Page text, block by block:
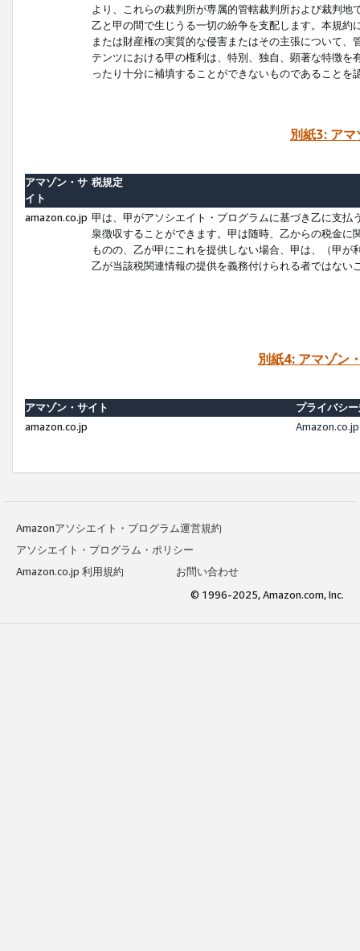
より、これらの裁判所が専属的管轄裁判所および裁判
乙と甲の間で生じうる一切の紛争を支配します。本規
または財産権の実質的な侵害またはその主張について
テンツにおける甲の権利は、特別、独自、顕著な特徴
ったり十分に補填することができないものであることを
別紙3: ア
アマゾン・サ
イト
税規定
amazon.co.jp 甲は、甲がアソシエイト・プログラムに基づき乙に支
泉徴収することができます。甲は随時、乙からの税金
ものの、乙が甲にこれを提供しない場合、甲は、（甲
乙が当該税関連情報の提供を義務付けられる者ではな
別紙4: アマゾン
アマゾン・サイト
プライバシ
amazon.co.jp
Amazonアソシエイト・プログラム運営規約
アソシエイト・プログラム・ポリシー
Amazon.co.jp 利用規約
お問い合わせ
© 1996-2025, Amazon.com, Inc.